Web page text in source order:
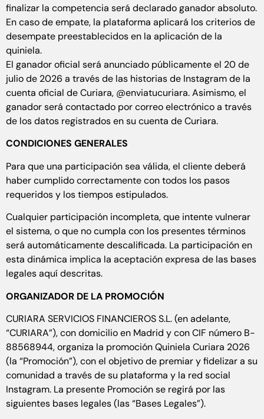
finalizar la competencia será declarado ganador absoluto.
En caso de empate, la plataforma aplicará los criterios de
desempate preestablecidos en la aplicación de la
quiniela.
El ganador oficial será anunciado públicamente el 20 de
julio de 2026 a través de las historias de Instagram de la
cuenta oficial de Curiara, @enviatucuriara. Asimismo, el
ganador será contactado por correo electrónico a través
de los datos registrados en su cuenta de Curiara.
CONDICIONES GENERALES
Para que una participación sea válida, el cliente deberá
haber cumplido correctamente con todos los pasos
requeridos y los tiempos estipulados.
Cualquier participación incompleta, que intente vulnerar
el sistema, o que no cumpla con los presentes términos
será automáticamente descalificada. La participación en
esta dinámica implica la aceptación expresa de las bases
legales aquí descritas.
ORGANIZADOR DE LA PROMOCIÓN
CURIARA SERVICIOS FINANCIEROS S.L. (en adelante,
“CURIARA”), con domicilio en Madrid y con CIF número B-
88568944, organiza la promoción Quiniela Curiara 2026
(la “Promoción”), con el objetivo de premiar y fidelizar a su
comunidad a través de su plataforma y la red social
Instagram. La presente Promoción se regirá por las
siguientes bases legales (las “Bases Legales”).